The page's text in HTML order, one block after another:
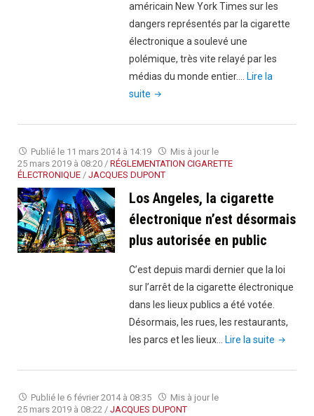
américain New York Times sur les
dangers représentés par la cigarette
électronique a soulevé une
polémique, très vite relayé par les
médias du monde entier.…
Lire la
suite "Gérard
dément
les
dangers
des
e-
liquides"
Publié le 11 mars 2014 à 14:19
Mis à jour le
25 mars 2019 à 08:20 / RÉGLEMENTATION CIGARETTE
ÉLECTRONIQUE / JACQUES DUPONT
Los Angeles, la cigarette
électronique n’est désormais
plus autorisée en public
C’est depuis mardi dernier que la loi
sur l’arrêt de la cigarette électronique
dans les lieux publics a été votée.
Désormais, les rues, les restaurants,
les parcs et les lieux…
Lire la suite "Los
la
Publié le 6 février 2014 à 08:35
Mis à jour le
25 mars 2019 à 08:22 / JACQUES DUPONT